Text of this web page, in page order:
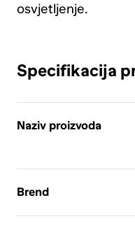
osvjetljenje.
Specifikacija
Naziv proizvoda
Brend